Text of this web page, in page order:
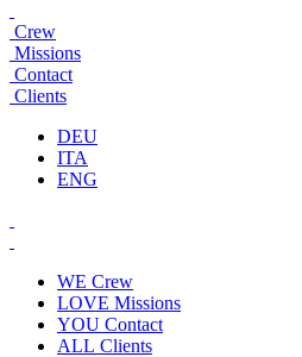
Crew
Missions
Contact
Clients
DEU
ITA
ENG
WE Crew
LOVE Missions
YOU Contact
ALL Clients